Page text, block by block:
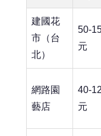
建國花
市（台
北）
50-
元
網路園
藝店
40-
元